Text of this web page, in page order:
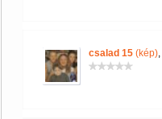
csalad 15 (kép),